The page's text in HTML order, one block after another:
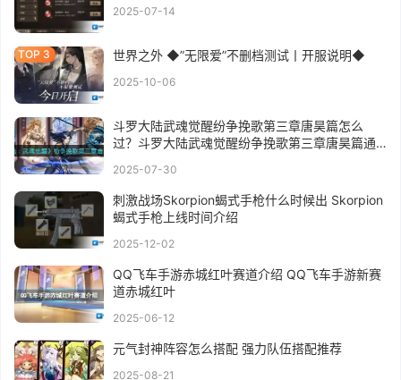
2025-07-14
世界之外 ◆”无限爱”不删档测试丨开服说明◆
2025-10-06
斗罗大陆武魂觉醒纷争挽歌第三章唐昊篇怎么
过？斗罗大陆武魂觉醒纷争挽歌第三章唐昊篇通
2025-07-30
刺激战场Skorpion蝎式手枪什么时候出 Skorpion
蝎式手枪上线时间介绍
2025-12-02
QQ飞车手游赤城红叶赛道介绍 QQ飞车手游新赛
道赤城红叶
2025-06-12
元气封神阵容怎么搭配 强力队伍搭配推荐
2025-08-21